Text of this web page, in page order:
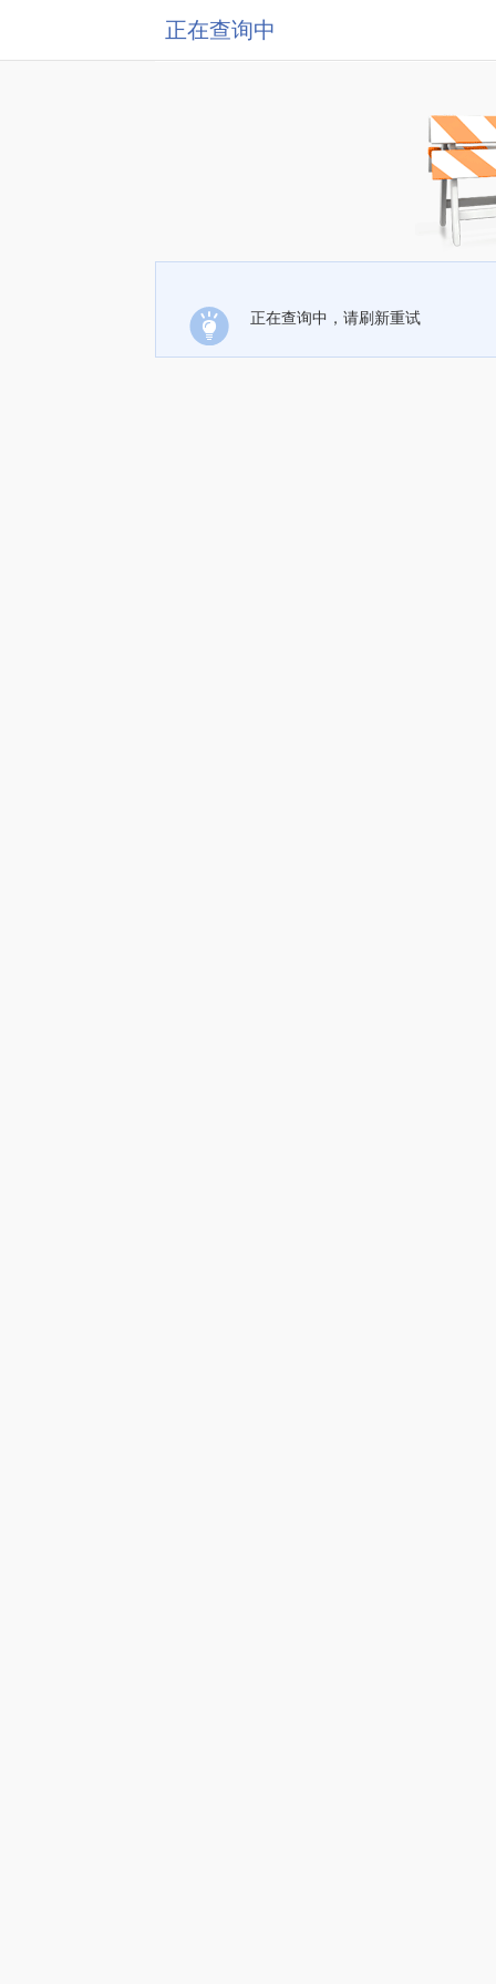
正在查询中
正在查询中，请刷新重试